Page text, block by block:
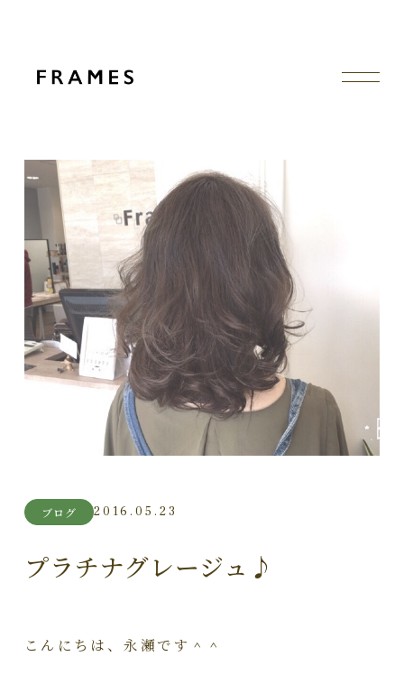
ブログ 2016.05.23
プラチナグレージュ♪
こんにちは、永瀬です＾＾